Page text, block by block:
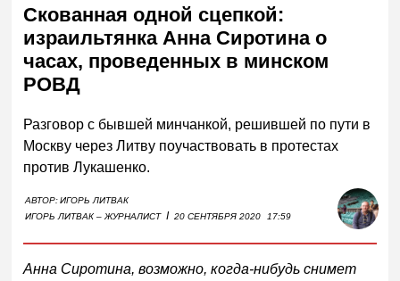
Скованная одной сцепкой:
израильтянка Анна Сиротина о
часах, проведенных в минском
РОВД
Разговор с бывшей минчанкой, решившей по пути в
Москву через Литву поучаствовать в протестах
против Лукашенко.
АВТОР:ИГОРЬ ЛИТВАК
ИГОРЬ ЛИТВАК – ЖУРНАЛИСТ I 20 СЕНТЯБРЯ 2020 17:59
Анна Сиротина, возможно, когда-нибудь снимет